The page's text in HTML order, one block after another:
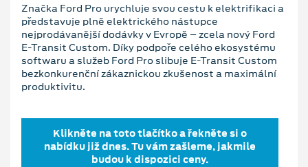
Značka Ford Pro urychluje svou cestu k elektrifikaci a
představuje plně elektrického nástupce
nejprodávanější dodávky v Evropě – zcela nový Ford
E-Transit Custom. Díky podpoře celého ekosystému
softwaru a služeb Ford Pro slibuje E-Transit Custom
bezkonkurenční zákaznickou zkušenost a maximální
produktivitu.
Klikněte na toto tlačítko a řekněte si o
nabídku již dnes. Tu vám zašleme, jakmile
budou k dispozici ceny.